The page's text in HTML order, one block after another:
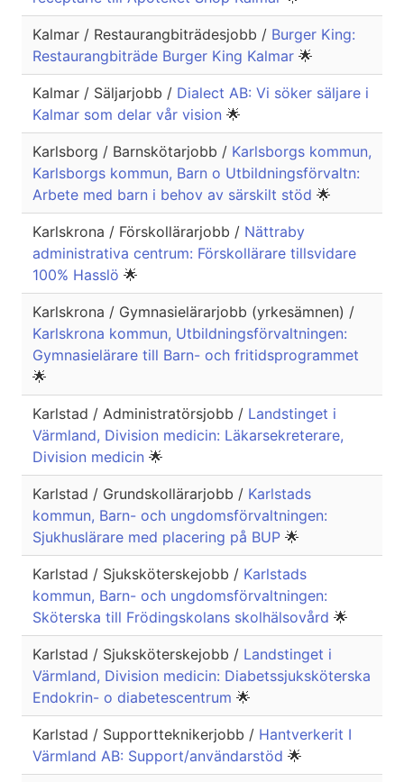
Kalmar / Restaurangbiträdesjobb / Burger King:
Restaurangbiträde Burger King Kalmar 🌟
Kalmar / Säljarjobb / Dialect AB: Vi söker säljare i
Kalmar som delar vår vision 🌟
Karlsborg / Barnskötarjobb / Karlsborgs kommun,
Karlsborgs kommun, Barn o Utbildningsförvaltn:
Arbete med barn i behov av särskilt stöd 🌟
Karlskrona / Förskollärarjobb / Nättraby
administrativa centrum: Förskollärare tillsvidare
100% Hasslö 🌟
Karlskrona / Gymnasielärarjobb (yrkesämnen) /
Karlskrona kommun, Utbildningsförvaltningen:
Gymnasielärare till Barn- och fritidsprogrammet
🌟
Karlstad / Administratörsjobb / Landstinget i
Värmland, Division medicin: Läkarsekreterare,
Division medicin 🌟
Karlstad / Grundskollärarjobb / Karlstads
kommun, Barn- och ungdomsförvaltningen:
Sjukhuslärare med placering på BUP 🌟
Karlstad / Sjuksköterskejobb / Karlstads
kommun, Barn- och ungdomsförvaltningen:
Sköterska till Frödingskolans skolhälsovård 🌟
Karlstad / Sjuksköterskejobb / Landstinget i
Värmland, Division medicin: Diabetssjuksköterska
Endokrin- o diabetescentrum 🌟
Karlstad / Supportteknikerjobb / Hantverkerit I
Värmland AB: Support/användarstöd 🌟